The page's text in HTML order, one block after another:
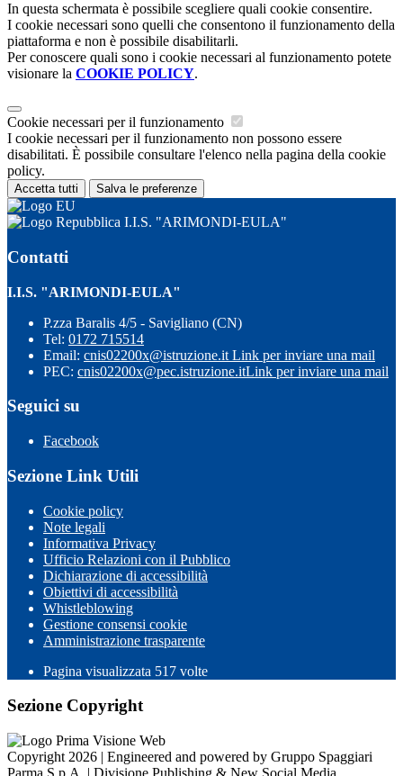
In questa schermata è possibile scegliere quali cookie consentire.
I cookie necessari sono quelli che consentono il funzionamento della
piattaforma e non è possibile disabilitarli.
Per conoscere quali sono i cookie necessari al funzionamento potete
visionare la COOKIE POLICY.
Cookie necessari per il funzionamento
I cookie necessari per il funzionamento non possono essere
disabilitati. È possibile consultare l'elenco nella pagina della cookie
policy.
Accetta tutti Salva le preferenze
I.I.S. "ARIMONDI-EULA"
Contatti
I.I.S. "ARIMONDI-EULA"
P.zza Baralis 4/5 - Savigliano (CN)
Tel: 0172 715514
Email: cnis02200x@istruzione.it Link per inviare una mail
PEC: cnis02200x@pec.istruzione.itLink per inviare una mail
Seguici su
Facebook
Sezione Link Utili
Cookie policy
Note legali
Informativa Privacy
Ufficio Relazioni con il Pubblico
Dichiarazione di accessibilità
Obiettivi di accessibilità
Whistleblowing
Gestione consensi cookie
Amministrazione trasparente
Pagina visualizzata 517 volte
Sezione Copyright
Copyright 2026 | Engineered and powered by Gruppo Spaggiari
Parma S.p.A. | Divisione Publishing & New Social Media